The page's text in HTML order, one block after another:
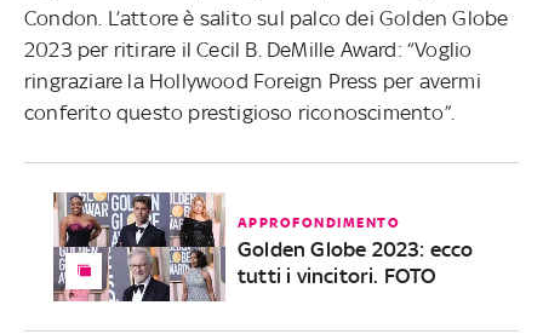
Condon. L’attore è salito sul palco dei Golden Globe
2023 per ritirare il Cecil B. DeMille Award: “Voglio
ringraziare la Hollywood Foreign Press per avermi
conferito questo prestigioso riconoscimento”.
APPROFONDIMENTO
Golden Globe 2023: ecco
tutti i vincitori. FOTO